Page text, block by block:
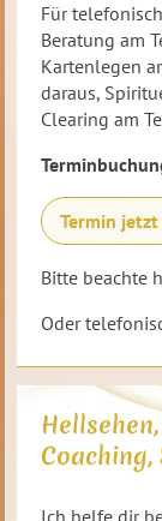
Für
Beratung am
Kartenlegen
daraus,
Clearing am
Termin
Bitte beachte
Oder
Ich helfe dir